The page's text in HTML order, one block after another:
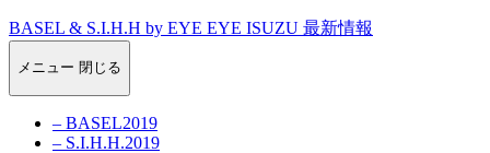
BASEL & S.I.H.H by EYE EYE ISUZU 最新情報
メニュー 閉じる
– BASEL2019
– S.I.H.H.2019